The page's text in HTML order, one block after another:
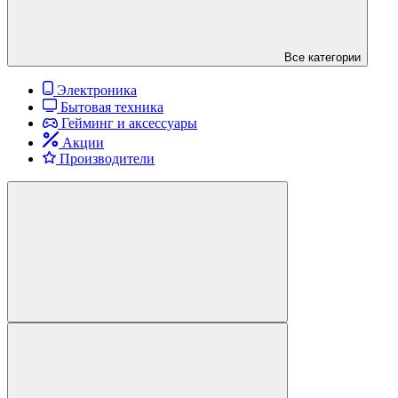
Все категории
Электроника
Бытовая техника
Гейминг и аксессуары
Акции
Производители